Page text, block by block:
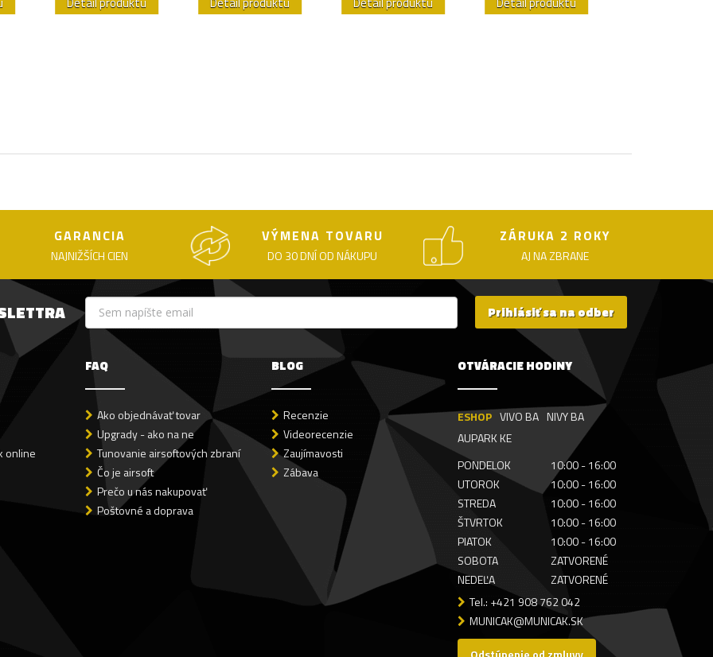
GARANCIA
NAJNIŽŠÍCH CIEN
VÝMENA TOVARU
DO 30 DNÍ OD NÁKUPU
ZÁRUKA 2 ROKY
AJ NA ZBRANE
Prihlásiť sa na odber
online
FAQ
Ako objednávať tovar
Upgrady - ako na ne
Tunovanie airsoftových zbraní
Čo je airsoft
Prečo u nás nakupovať
Poštovné a doprava
BLOG
Recenzie
Videorecenzie
Zaujímavosti
Zábava
OTVÁRACIE HODINY
ESHOP VIVO BA NIVY BA
AUPARK KE
PONDELOK
10:00 - 16:00
UTOROK
10:00 - 16:00
STREDA
10:00 - 16:00
ŠTVRTOK
10:00 - 16:00
PIATOK
10:00 - 16:00
SOBOTA
ZATVORENÉ
NEDEĽA
ZATVORENÉ
Tel.: +421 908 762 042
MUNICAK@MUNICAK.SK